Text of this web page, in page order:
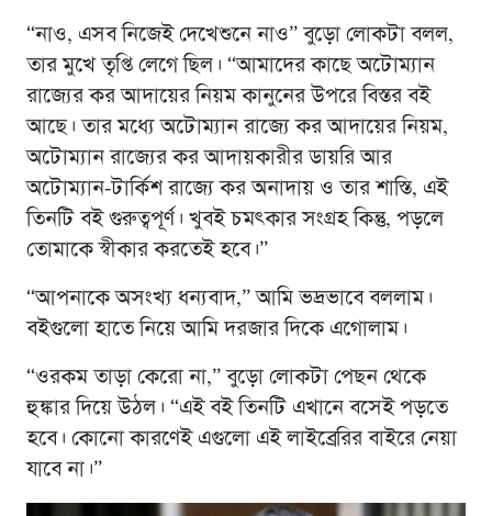
“নাও, এসব নিজেই দেখেশুনে নাও” বুড়ো লোকটা বলল,
তার মুখে তৃপ্তি লেগে ছিল। “আমাদের কাছে অটোম্যান
রাজ্যের কর আদায়ের নিয়ম কানুনের উপরে বিস্তর বই
আছে। তার মধ্যে অটোম্যান রাজ্যে কর আদায়ের নিয়ম,
অটোম্যান রাজ্যের কর আদায়কারীর ডায়রি আর
অটোম্যান-টার্কিশ রাজ্যে কর অনাদায় ও তার শাস্তি, এই
তিনটি বই গুরুত্বপূর্ণ। খুবই চমৎকার সংগ্রহ কিন্তু, পড়লে
তোমাকে স্বীকার করতেই হবে।”
“আপনাকে অসংখ্য ধন্যবাদ,” আমি ভদ্রভাবে বললাম।
বইগুলো হাতে নিয়ে আমি দরজার দিকে এগোলাম।
“ওরকম তাড়া কেরো না,” বুড়ো লোকটা পেছন থেকে
হুঙ্কার দিয়ে উঠল। “এই বই তিনটি এখানে বসেই পড়তে
হবে। কোনো কারণেই এগুলো এই লাইব্রেরির বাইরে নেয়া
যাবে না।”